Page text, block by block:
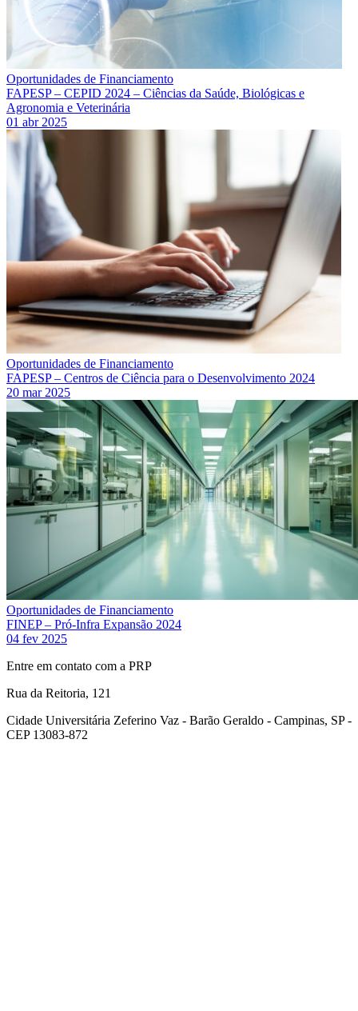
Oportunidades de Financiamento
FAPESP – CEPID 2024 – Ciências da Saúde, Biológicas e
Agronomia e Veterinária
01 abr 2025
Oportunidades de Financiamento
FAPESP – Centros de Ciência para o Desenvolvimento 2024
20 mar 2025
Oportunidades de Financiamento
FINEP – Pró-Infra Expansão 2024
04 fev 2025
Entre em contato com a PRP
Rua da Reitoria, 121
Cidade Universitária Zeferino Vaz - Barão Geraldo - Campinas, SP -
CEP 13083-872